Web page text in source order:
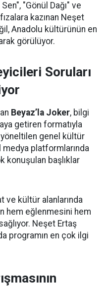
"Gönül Dağı" ve
kazınan Neşet
Anadolu kültürünün en
görülüyor.
Soruları
Beyaz’la Joker, bilgi
getiren formatıyla
genel kültür
medya platformlarında
konuşulan başlıklar
ve kültür alanlarında
hem eğlenmesini hem
Neşet Ertaş
programın en çok ilgi